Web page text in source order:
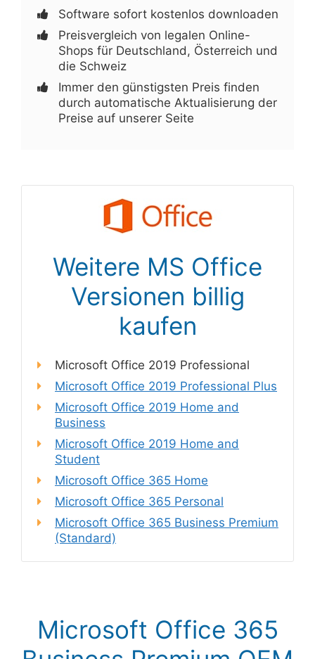
Software sofort kostenlos downloaden
Preisvergleich von legalen Online-
Shops für Deutschland, Österreich und
die Schweiz
Immer den günstigsten Preis finden
durch automatische Aktualisierung der
Preise auf unserer Seite
Weitere MS Office
Versionen billig
kaufen
Microsoft Office 2019 Professional
Microsoft Office 2019 Professional Plus
Microsoft Office 2019 Home and
Business
Microsoft Office 2019 Home and
Student
Microsoft Office 365 Home
Microsoft Office 365 Personal
Microsoft Office 365 Business Premium
(Standard)
Microsoft Office 365